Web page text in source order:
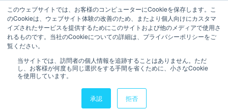
このウェブサイトでは、お客様のコンピューターにCookieを保存します。こ
のCookieは、ウェブサイト体験の改善のため、またより個人向けにカスタマ
イズされたサービスを提供するためにこのサイトおよび他のメディアで使用さ
れるものです。当社のCookieについての詳細は、プライバシーポリシーをご
覧ください。
当サイトでは、訪問者の個人情報を追跡することはありません。ただ
し、お客様が何度も同じ選択をする手間を省くために、小さなCookie
を使用しています。
承認 拒否
会社情報
サービス
会社情報
実績・導入事例
実績・導入事例